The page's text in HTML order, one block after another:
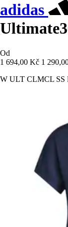
adidas
Od
1 694,00 Kč 1
W ULT CLMCL SS